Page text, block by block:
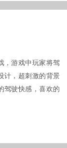
，游戏中玩家将驾
计，超刺激的背景
驾驶快感，喜欢的
图形设计，游戏